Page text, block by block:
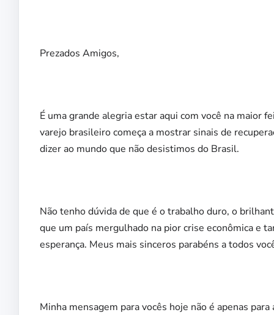
Prezados Amigos,
É uma grande alegria estar aqui com você na maior
varejo brasileiro começa a mostrar sinais de
dizer ao mundo que não desistimos do Brasil.
Não tenho dúvida de que é o trabalho duro, o
que um país mergulhado na pior crise econômica e
esperança. Meus mais sinceros parabéns a todos
Minha mensagem para vocês hoje não é apenas